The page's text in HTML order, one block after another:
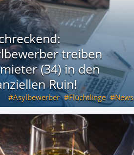
treiben
(34) in den
Ruin!
Asylbewerber Flüchtlinge News
den finanziellen Ruin!